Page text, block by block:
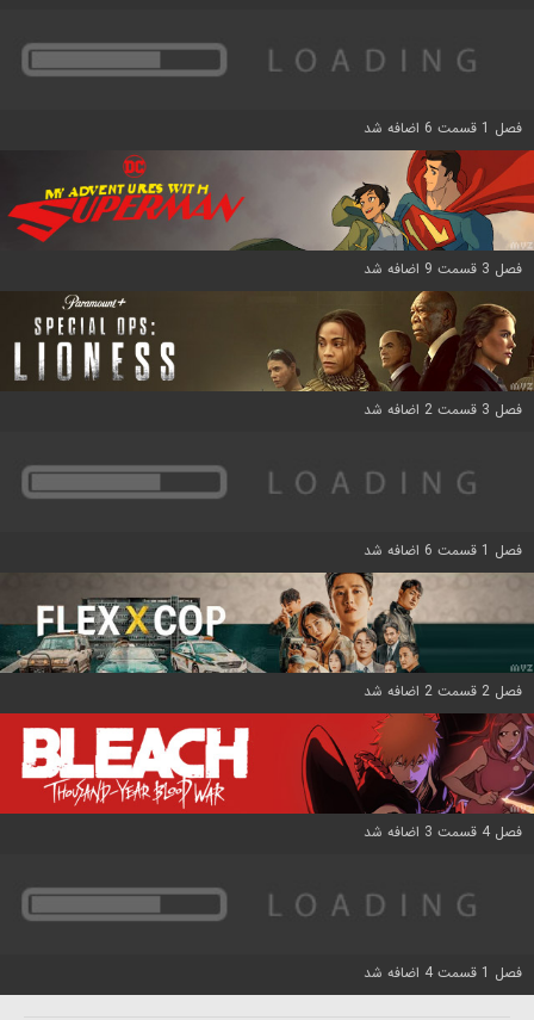
فصل 1 قسمت 6 اضافه شد
فصل 3 قسمت 9 اضافه شد
فصل 3 قسمت 2 اضافه شد
فصل 1 قسمت 6 اضافه شد
فصل 2 قسمت 2 اضافه شد
فصل 4 قسمت 3 اضافه شد
فصل 1 قسمت 4 اضافه شد